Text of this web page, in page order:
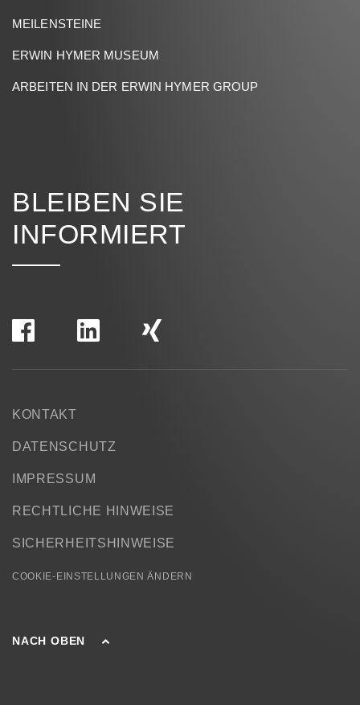
MEILENSTEINE
ERWIN HYMER MUSEUM
ARBEITEN IN DER ERWIN HYMER GROUP
BLEIBEN SIE
INFORMIERT
KONTAKT
DATENSCHUTZ
IMPRESSUM
RECHTLICHE HINWEISE
SICHERHEITSHINWEISE
COOKIE-EINSTELLUNGEN ÄNDERN
NACH OBEN